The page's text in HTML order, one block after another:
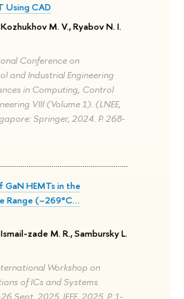
Using CAD
M. V., Ryabov N. I.
Conference on
and Industrial Engineering
in Computing, Control
VIII (Volume 1). (LNEE,
Springer, 2024. P. 268-
GaN HEMTs in the
Range (−269°C…
zade M. R., Sambursky L.
Workshop on
of ICs and Systems
Sept. 2025. IEEE, 2025. P. 1-